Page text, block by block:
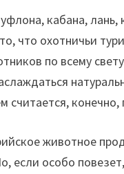
кабана, лань,
что охотничьи
по всему
конечно,
животное
если особо